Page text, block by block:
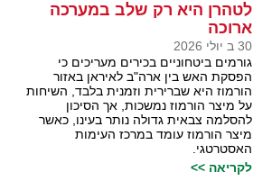
לטהרן היא רק שלב במערכה
ארוכה
30 ב יולי 2026
גורמים ביטחוניים בכירים מעריכים כי
הפסקת האש בין ארה"ב לאיראן באזור
הורמוז היא שברירית וזמנית בלבד, השיחות
על מיצר הורמוז נמשכות, אך הסיכון
להסלמה צבאית גדולה נותר בעינו, כאשר
מיצר הורמוז עומד במרכז העימות
האסטרטגי.
לקריאה >>